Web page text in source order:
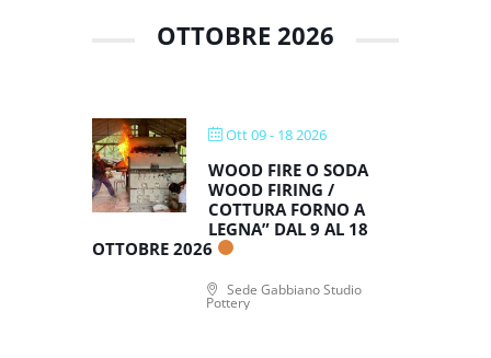
OTTOBRE 2026
Ott 09 - 18 2026
WOOD FIRE O SODA
WOOD FIRING /
COTTURA FORNO A
LEGNA” DAL 9 AL 18
OTTOBRE 2026
Sede Gabbiano Studio
Pottery